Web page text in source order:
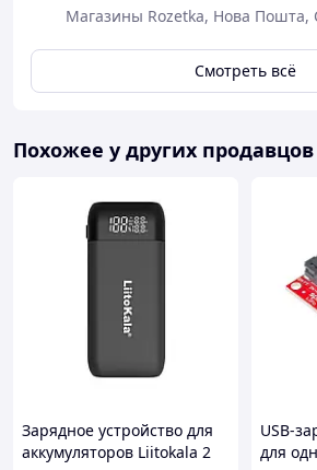
Магазины Rozetka, Нова Пошта,
Смотреть всё
Похожее у других продавцов
Зарядное устройство для
аккумуляторов Liitokala 2
USB-
для